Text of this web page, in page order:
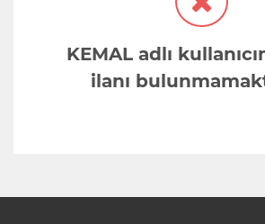
KEMAL adlı
ilanı